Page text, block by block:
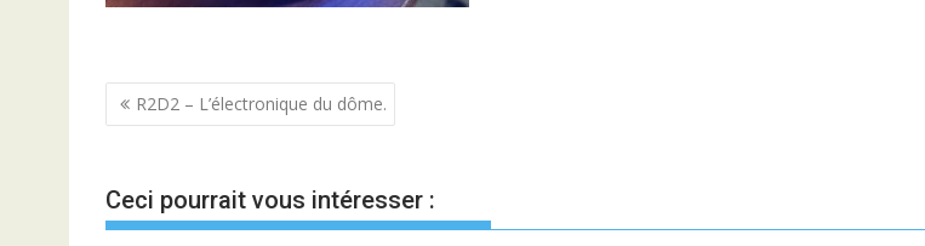
Navigation
l’article
R2D2 – L’électronique du dôme.
Ceci pourrait vous intéresser :